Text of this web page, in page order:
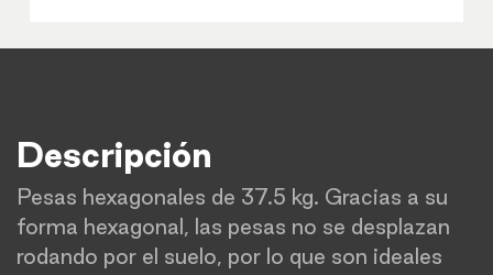
Descripción
Pesas hexagonales de 37.5 kg. Gracias a su
forma hexagonal, las pesas no se desplazan
rodando por el suelo, por lo que son ideales